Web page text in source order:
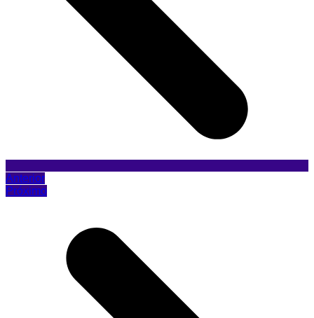
Anterior
Próximo